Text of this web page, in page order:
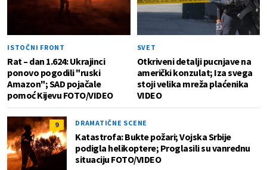
ISTOČNI FRONT
Rat – dan 1.624: Ukrajinci
ponovo pogodili "ruski
Amazon"; SAD pojačale
pomoć Kijevu FOTO/VIDEO
SVET
Otkriveni detalji pucnjave na
američki konzulat; Iza svega
stoji velika mreža plaćenika
VIDEO
9 DRAMATIČNE SCENE
Katastrofa: Bukte požari; Vojska Srbije
podigla helikoptere; Proglasili su vanrednu
situaciju FOTO/VIDEO